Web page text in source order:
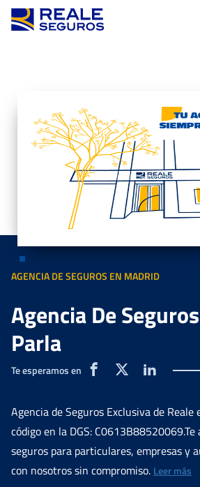
AGENCIA DE SEGUROS EN MADRID
Agencia De
Parla
Te esperamos en
Agencia de Seguros Exclusiva de Reale
código en la DGS: C0613B88520069.Te
seguros para particulares, empresas y
con nosotros sin compromiso. Leer más